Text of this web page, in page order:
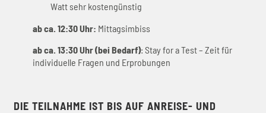
Watt sehr kostengünstig
ab ca. 12:30 Uhr: Mittagsimbiss
ab ca. 13:30 Uhr (bei Bedarf): Stay for a Test – Zeit für
individuelle Fragen und Erprobungen
DIE TEILNAHME IST BIS AUF ANREISE- UND